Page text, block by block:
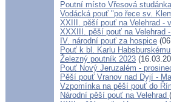
Poutní místo Vřesová studánka
Vodácká pouť "po řece sv.
XXIII. pěší pouť na Velehrad -
XXXIII. pěší pouť na Velehrad
IV. národní pouť za hospice
Pouť k bl. Karlu
Železný poutník 2023
Pouť Nový Jeruzalém -
Pěší pouť Vranov nad Dyjí -
Vzpomínka na pěší pouť do
Národní pěší pouť na Velehrad